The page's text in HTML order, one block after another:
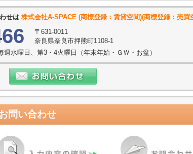
せは 株式会社A-SPACE (商標登録：賃貸空間)(商標登録：売買
〒631-0011
奈良県奈良市押熊町1108-1
水曜日、第3・4火曜日（年末年始・ＧＷ・お盆）
問い合わせ